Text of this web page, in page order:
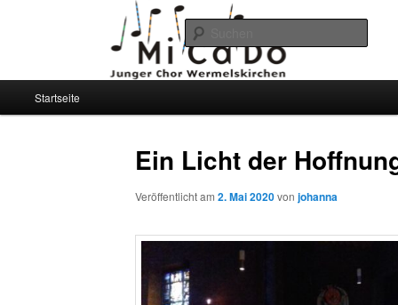
Junger Chor MiCaDo
Wermelskirchen
Zum
Zum
Startseite
Ein Licht der
Veröffentlicht am2. Mai 2020vonjohanna